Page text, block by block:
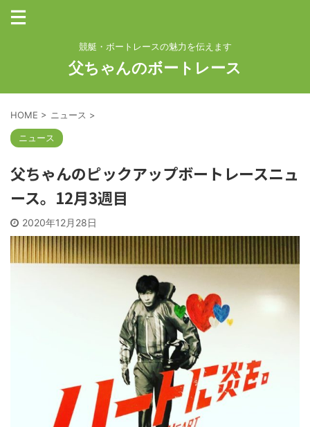
競艇・ボートレースの魅力を伝えます
父ちゃんのボートレース
HOME > ニュース >
ニュース
父ちゃんのピックアップボートレースニュ
ース。12月3週目
2020年12月28日